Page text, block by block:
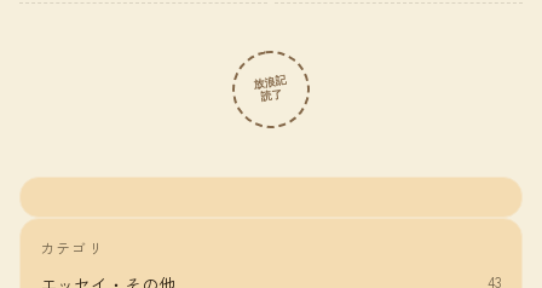
放浪記
読了
カテゴリ
43